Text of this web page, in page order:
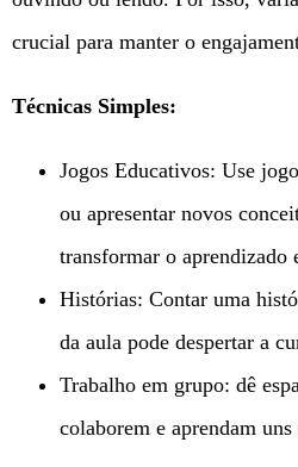
crucial para manter o
Técnicas Simples:
Jogos Educativos: Use
ou apresentar novos
transformar o aprendizado
Histórias: Contar uma
da aula pode despertar a
Trabalho em grupo: dê
colaborem e aprendam